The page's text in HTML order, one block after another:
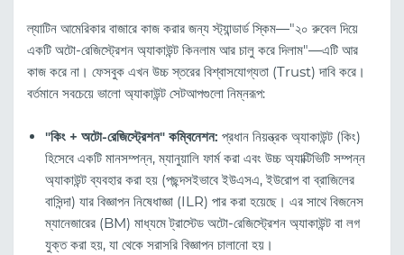
ল্যাটিন আমেরিকার বাজারে কাজ করার জন্য স্ট্যান্ডার্ড স্কিম—"২০ রুবেল দিয়ে
একটি অটো-রেজিস্ট্রেশন অ্যাকাউন্ট কিনলাম আর চালু করে দিলাম"—এটি আর
কাজ করে না। ফেসবুক এখন উচ্চ স্তরের বিশ্বাসযোগ্যতা (Trust) দাবি করে।
বর্তমানে সবচেয়ে ভালো অ্যাকাউন্ট সেটআপগুলো নিম্নরূপ:
"কিং + অটো-রেজিস্ট্রেশন" কম্বিনেশন: প্রধান নিয়ন্ত্রক অ্যাকাউন্ট (কিং)
হিসেবে একটি মানসম্পন্ন, ম্যানুয়ালি ফার্ম করা এবং উচ্চ অ্যাক্টিভিটি সম্পন্ন
অ্যাকাউন্ট ব্যবহার করা হয় (পছন্দসইভাবে ইউএসএ, ইউরোপ বা ব্রাজিলের
বাসিন্দা) যার বিজ্ঞাপন নিষেধাজ্ঞা (ILR) পার করা হয়েছে। এর সাথে বিজনেস
ম্যানেজারের (BM) মাধ্যমে ট্রাস্টেড অটো-রেজিস্ট্রেশন অ্যাকাউন্ট বা লগ
যুক্ত করা হয়, যা থেকে সরাসরি বিজ্ঞাপন চালানো হয়।